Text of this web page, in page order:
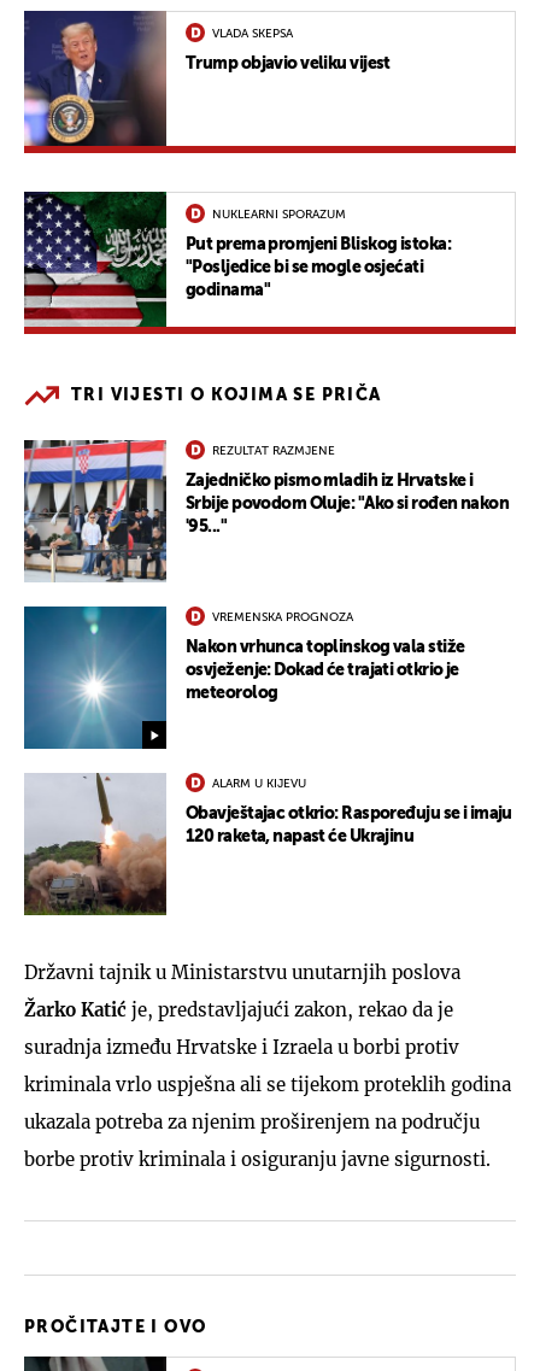
VLADA SKEPSA
Trump objavio veliku vijest
NUKLEARNI SPORAZUM
Put prema promjeni Bliskog istoka:
"Posljedice bi se mogle osjećati
godinama"
TRI VIJESTI O KOJIMA SE PRIČA
REZULTAT RAZMJENE
Zajedničko pismo mladih iz Hrvatske i
Srbije povodom Oluje: "Ako si rođen nakon
'95..."
VREMENSKA PROGNOZA
Nakon vrhunca toplinskog vala stiže
osvježenje: Dokad će trajati otkrio je
meteorolog
ALARM U KIJEVU
Obavještajac otkrio: Raspoređuju se i imaju
120 raketa, napast će Ukrajinu
Državni tajnik u Ministarstvu unutarnjih poslova
Žarko Katić je, predstavljajući zakon, rekao da je
suradnja između Hrvatske i Izraela u borbi protiv
kriminala vrlo uspješna ali se tijekom proteklih godina
ukazala potreba za njenim proširenjem na području
borbe protiv kriminala i osiguranju javne sigurnosti.
PROČITAJTE I OVO